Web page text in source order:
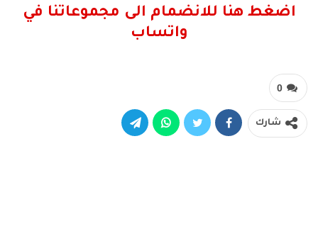
اضغط هنا للانضمام الى مجموعاتنا في
واتساب
0
شارك